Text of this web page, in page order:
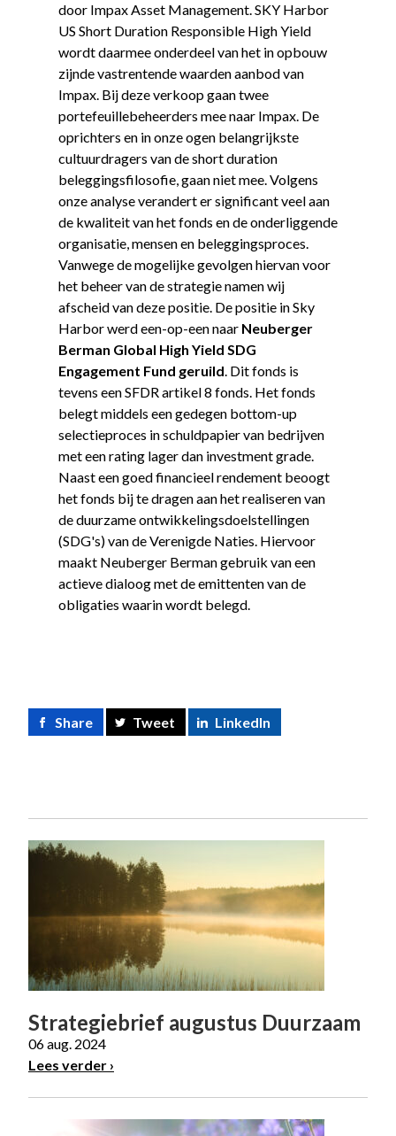
door Impax Asset Management. SKY Harbor
US Short Duration Responsible High Yield
wordt daarmee onderdeel van het in opbouw
zijnde vastrentende waarden aanbod van
Impax. Bij deze verkoop gaan twee
portefeuillebeheerders mee naar Impax. De
oprichters en in onze ogen belangrijkste
cultuurdragers van de short duration
beleggingsfilosofie, gaan niet mee. Volgens
onze analyse verandert er significant veel aan
de kwaliteit van het fonds en de onderliggende
organisatie, mensen en beleggingsproces.
Vanwege de mogelijke gevolgen hiervan voor
het beheer van de strategie namen wij
afscheid van deze positie. De positie in Sky
Harbor werd een-op-een naar Neuberger
Berman Global High Yield SDG
Engagement Fund geruild. Dit fonds is
tevens een SFDR artikel 8 fonds. Het fonds
belegt middels een gedegen bottom-up
selectieproces in schuldpapier van bedrijven
met een rating lager dan investment grade.
Naast een goed financieel rendement beoogt
het fonds bij te dragen aan het realiseren van
de duurzame ontwikkelingsdoelstellingen
(SDG's) van de Verenigde Naties. Hiervoor
maakt Neuberger Berman gebruik van een
actieve dialoog met de emittenten van de
obligaties waarin wordt belegd.
Share Tweet LinkedIn
Strategiebrief augustus Duurzaam
06 aug. 2024
Lees verder